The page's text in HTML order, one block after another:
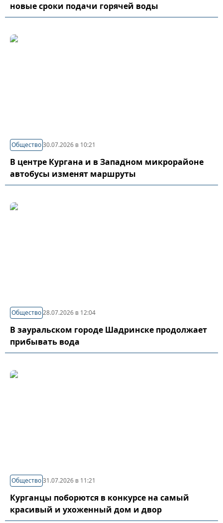
новые сроки подачи горячей воды
Общество30.07.2026 в 10:21
В центре Кургана и в Западном микрорайоне
автобусы изменят маршруты
Общество28.07.2026 в 12:04
В зауральском городе Шадринске продолжает
прибывать вода
Общество31.07.2026 в 11:21
Курганцы поборются в конкурсе на самый
красивый и ухоженный дом и двор